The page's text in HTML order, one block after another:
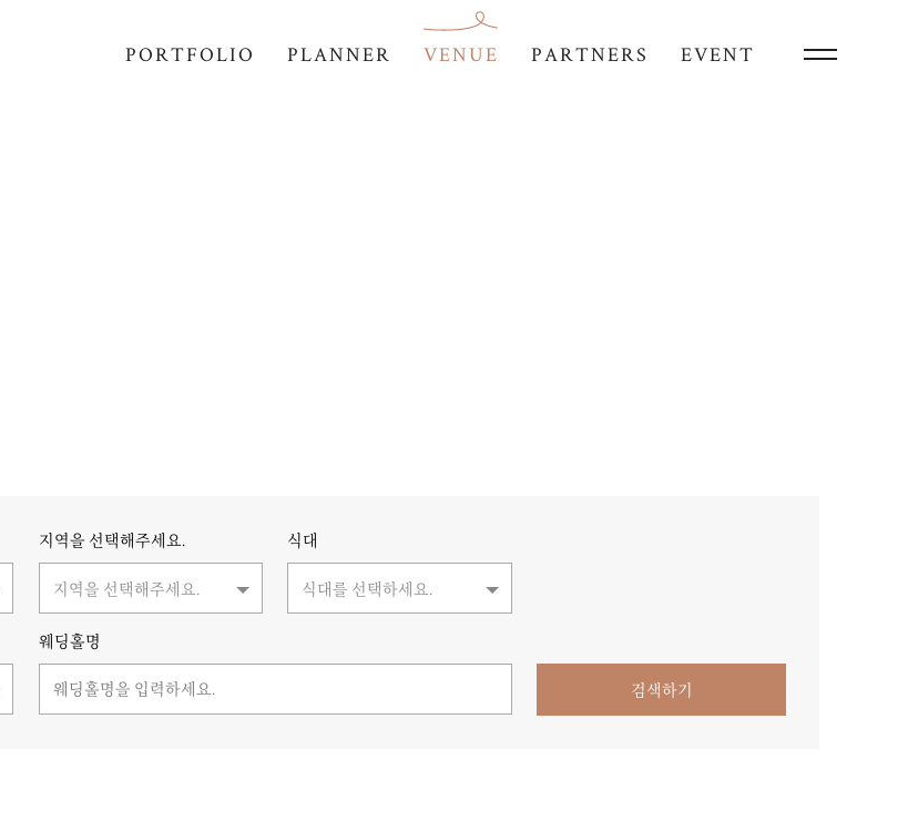
PORTFOLIO PLANNER VENUE PARTNERS EVENT
지역을 선택해주세요.
지역을 선택해주세요.
식대
식대를 선택하세요.
웨딩홀명
검색하기